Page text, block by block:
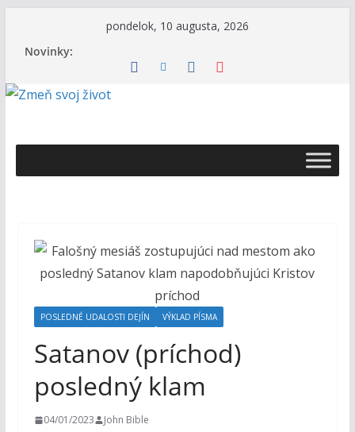
pondelok, 10 augusta, 2026
Novinky:
s
B
o
h
m
POSLEDNÉ UDALOSTI DEJÍN VÝKLAD PÍSMA
Satanov (príchod)
posledný klam
04/01/2023 John Bible